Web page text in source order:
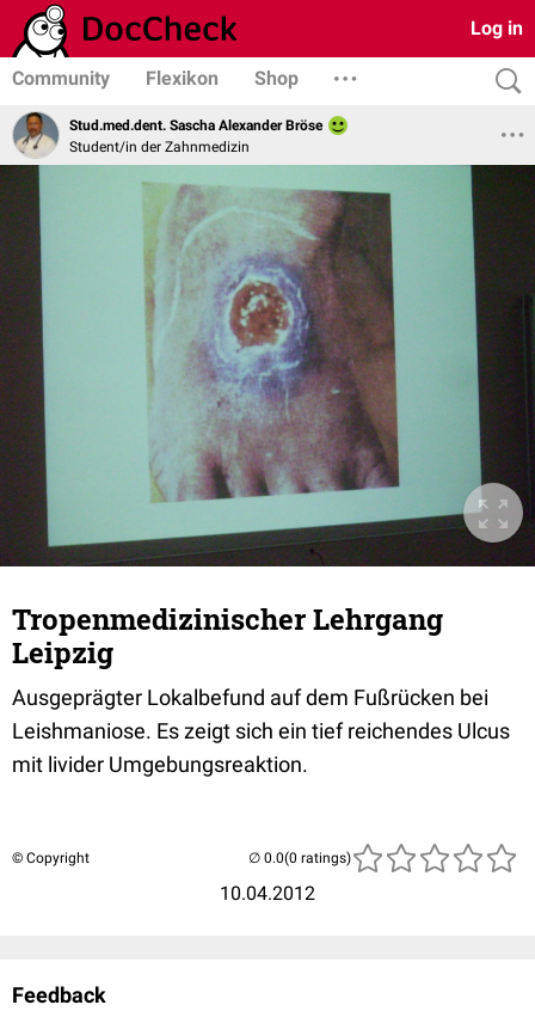
Log in
Community Flexikon Shop
Stud.med.dent. Sascha Alexander Bröse
Student/in der Zahnmedizin
Tropenmedizinischer Lehrgang
Leipzig
Ausgeprägter Lokalbefund auf dem Fußrücken bei
Leishmaniose. Es zeigt sich ein tief reichendes Ulcus
mit livider Umgebungsreaktion.
© Copyright
10.04.2012
(0 ratings)
Feedback